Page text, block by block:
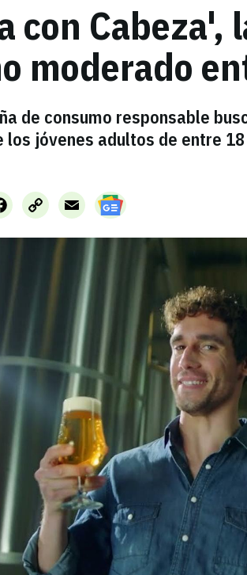
con Cabeza',
moderado
de consumo responsable
los jóvenes adultos de entre
FacebookCopy
Link
Email